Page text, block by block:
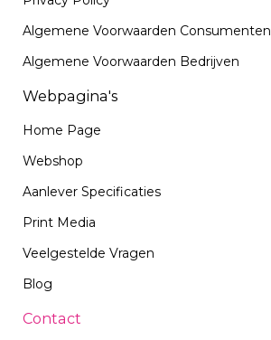
Algemene Voorwaarden Consumenten
Algemene Voorwaarden Bedrijven
Webpagina's
Home Page
Webshop
Aanlever Specificaties
Print Media
Veelgestelde Vragen
Blog
Contact